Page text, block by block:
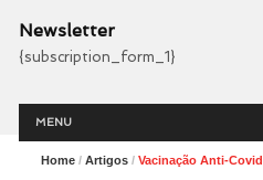
Newsletter
{subscription_form_1}
Menu
MENU
Home/ Artigos/ Vacinação Anti-